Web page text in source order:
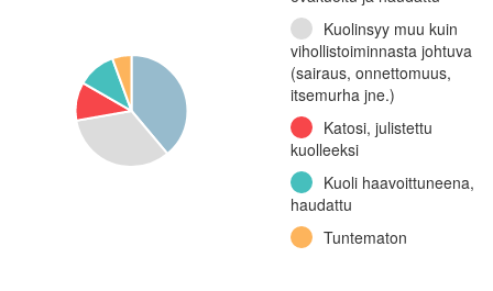
Kuolinsyy muu kuin
vihollistoiminnasta johtuva
(sairaus, onnettomuus,
itsemurha jne.)
Katosi, julistettu
kuolleeksi
Kuoli haavoittuneena,
haudattu
Tuntematon